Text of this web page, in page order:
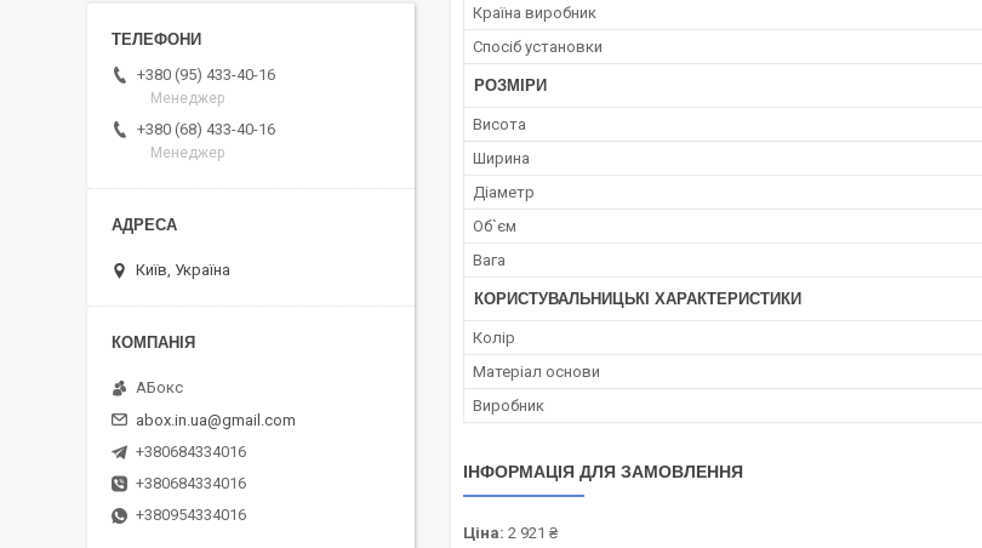
Країна виробник
Спосіб установки
РОЗМІРИ
Висота
Ширина
Діаметр
Об`єм
Вага
КОРИСТУВАЛЬНИЦЬКІ ХАРАКТЕРИСТИКИ
Колір
Матеріал основи
Виробник
ІНФОРМАЦІЯ ДЛЯ ЗАМОВЛЕННЯ
Ціна: 2 921 ₴
+380 (95) 433-40-16
Менеджер
+380 (68) 433-40-16
Менеджер
Київ, Україна
АБокс
abox.in.ua@gmail.com
+380684334016
+380684334016
+380954334016